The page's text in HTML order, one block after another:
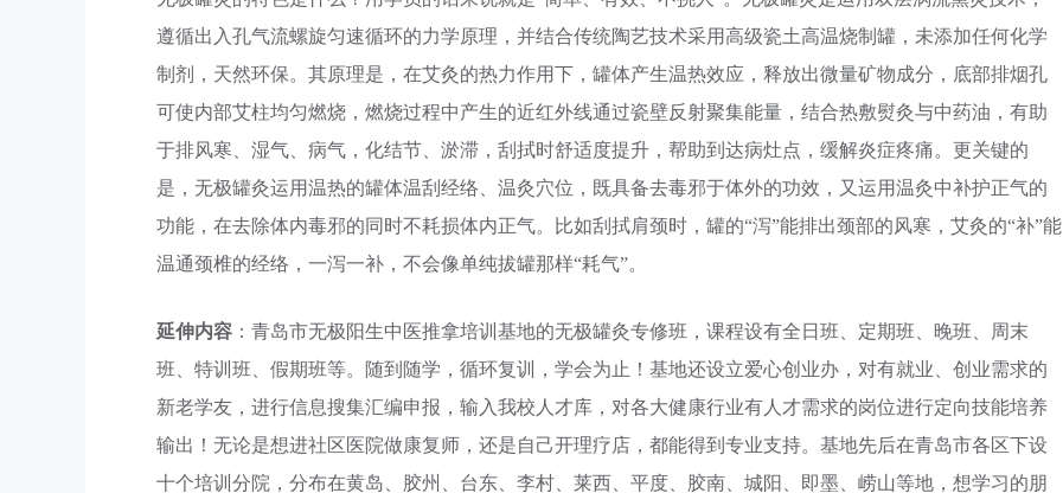
遵循出入孔气流螺旋匀速循环的力学原理，并结合传统陶艺技术采用高级瓷土高温烧制罐，未添加任何化学
制剂，天然环保。其原理是，在艾灸的热力作用下，罐体产生温热效应，释放出微量矿物成分，底部排烟孔
可使内部艾柱均匀燃烧，燃烧过程中产生的近红外线通过瓷壁反射聚集能量，结合热敷熨灸与中药油，有助
于排风寒、湿气、病气，化结节、淤滞，刮拭时舒适度提升，帮助到达病灶点，缓解炎症疼痛。更关键的
是，无极罐灸运用温热的罐体温刮经络、温灸穴位，既具备去毒邪于体外的功效，又运用温灸中补护正气的
功能，在去除体内毒邪的同时不耗损体内正气。比如刮拭肩颈时，罐的“泻”能排出颈部的风寒，艾灸的“补”能
温通颈椎的经络，一泻一补，不会像单纯拔罐那样“耗气”。
延伸内容 ：青岛市无极阳生中医推拿培训基地的无极罐灸专修班，课程设有全日班、定期班、晚班、周末
班、特训班、假期班等。随到随学，循环复训，学会为止！基地还设立爱心创业办，对有就业、创业需求的
新老学友，进行信息搜集汇编申报，输入我校人才库，对各大健康行业有人才需求的岗位进行定向技能培养
输出！无论是想进社区医院做康复师，还是自己开理疗店，都能得到专业支持。基地先后在青岛市各区下设
十个培训分院，分布在黄岛、胶州、台东、李村、莱西、平度、胶南、城阳、即墨、崂山等地，想学习的朋